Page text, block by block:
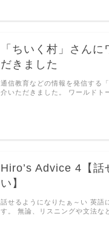
「ちいく村」さん
だきました
通信教育などの情報を発信する
介いただきました。 ワールドト
Hiro’s Advice 4【話
い】
話せるようになりたぁ～い 英語
す。 無論、リスニングや文法な